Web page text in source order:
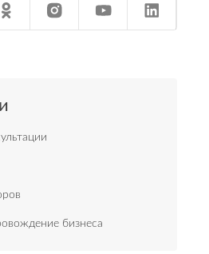
бизнеса